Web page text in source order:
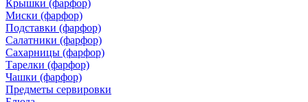
Крышки (фарфор)
Миски (фарфор)
Подставки (фарфор)
Салатники (фарфор)
Сахарницы (фарфор)
Тарелки (фарфор)
Чашки (фарфор)
Предметы сервировки